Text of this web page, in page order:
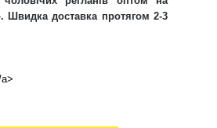
Швидка доставка протягом 2-3